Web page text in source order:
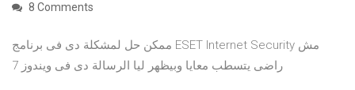
8 Comments
ممكن حل لمشكلة دى فى برنامج ESET Internet Security مش
راضى يتسطب معايا وبيظهر ليا الرسالة دى فى ويندوز 7